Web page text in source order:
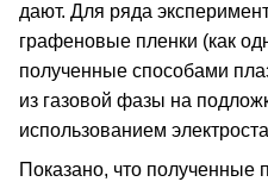
дают. Для ряда
графеновые пленки (как
полученные способами
из газовой фазы на
использованием
Показано, что полученные